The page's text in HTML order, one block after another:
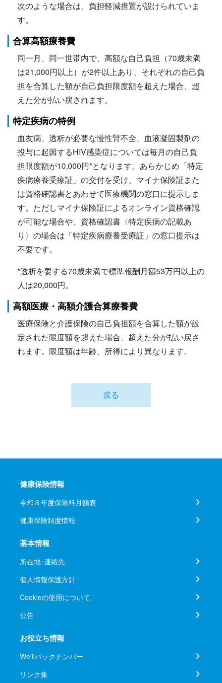
次のような場合は、負担軽減措置が設けられていま
す。
合算高額療養費
同一月、同一世帯内で、高額な自己負担（70歳未満
は21,000円以上）が2件以上あり、それぞれの自己負
担を合算した額が自己負担限度額を超えた場合、超
えた分が払い戻されます。
特定疾病の特例
血友病、透析が必要な慢性腎不全、血液凝固製剤の
投与に起因するHIV感染症については毎月の自己負
担限度額が10,000円*となります。あらかじめ「特定
疾病療養受療証」の交付を受け、マイナ保険証また
は資格確認書とあわせて医療機関の窓口に提示しま
す。ただしマイナ保険証によるオンライン資格確認
が可能な場合や、資格確認書〈特定疾病の記載あ
り〉の場合は「特定疾病療養受療証」の窓口提示は
不要です。
*透析を要する70歳未満で標準報酬月額53万円以上の
人は20,000円。
高額医療・高額介護合算療養費
医療保険と介護保険の自己負担額を合算した額が設
定された限度額を超えた場合、超えた分が払い戻さ
れます。限度額は年齢、所得により異なります。
戻る
健康保険情報
令和８年度保険料月額表
健康保険制度情報
基本情報
所在地･連絡先
個人情報保護方針
Cookieの使用について
公告
お役立ち情報
We'llバックナンバー
リンク集